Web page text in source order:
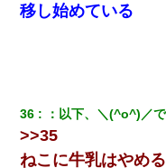
移し始めている
36 ： 以下、＼(^o^)／
>>35
ねこに牛乳はやめる